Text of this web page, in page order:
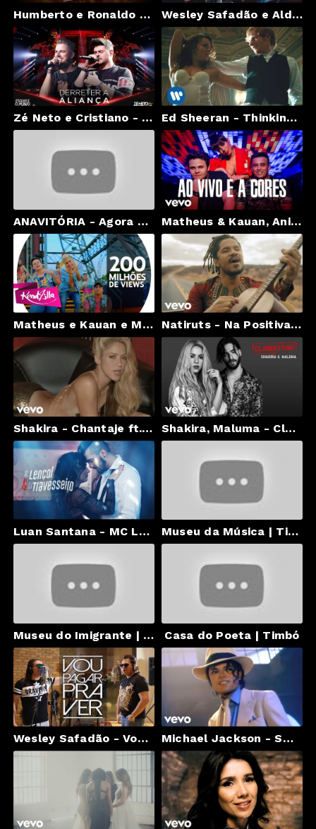
Humberto e Ronaldo - Não Fala Não Pra Mim feat. Jerry Smith Wesley Safadão e Aldair Playboy ft. Kevinho - Amor Falso
Zé Neto e Cristiano - DERRETER A ALIANÇA - #EsqueceOMundoLaFora Ed Sheeran - Thinking Out Loud [Official Video]
ANAVITÓRIA - Agora É Hexa ft. Atitude 67 Matheus & Kauan, Anitta - Ao Vivo E A Cores ft. Anitta
Matheus e Kauan e MC Kevinho - Deixa Ela Beijar (KondZilla) Natiruts - Na Positiva (Videoclipe)
Shakira - Chantaje ft. Maluma Shakira, Maluma - Clandestino (Audio)
Luan Santana - MC Lençol e DJ Travesseiro (Videoclipe Oficial) Museu da Música | Timbó
Museu do Imigrante | Timbó Casa do Poeta | Timbó
Wesley Safadão - Vou Pagar Pra Ver (Part. Xand - Aviões do Forró) Michael Jackson - Smooth Criminal (Official Video)